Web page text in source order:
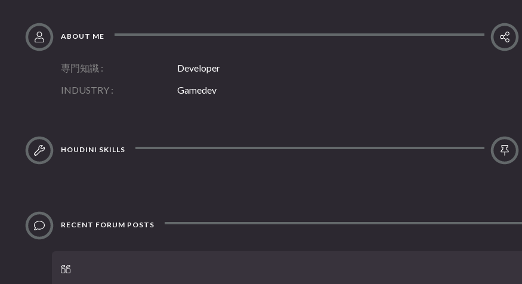
ABOUT ME
専門知識
Developer
INDUSTRY
Gamedev
HOUDINI SKILLS
RECENT FORUM POSTS